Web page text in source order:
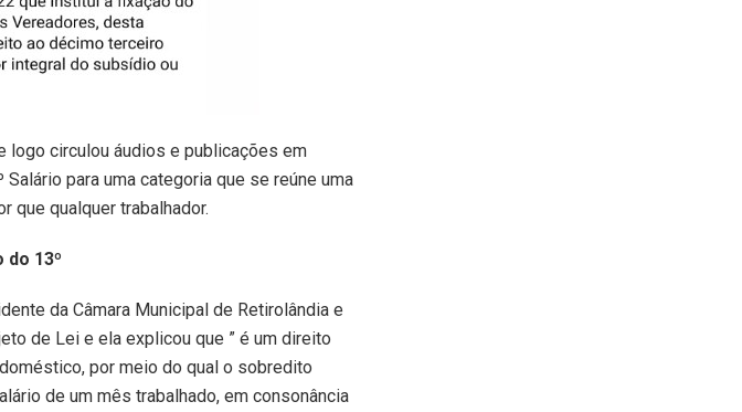
logo circulou áudios e publicações em
para uma categoria que se reúne uma
que qualquer trabalhador.
13º
da Câmara Municipal de Retirolândia e
de Lei e ela explicou que ” é um direito
por meio do qual o sobredito
de um mês trabalhado, em consonância